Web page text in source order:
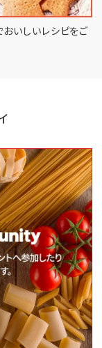
いしいレシピをご